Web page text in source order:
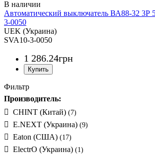
Автоматический выключатель ВА88-32 3Р
3-0050
UEK (Украина)
SVA10-3-0050
1 286.24грн
Фильтр
Производитель:
CHINT (Китай) (7)
E.NEXT (Украина) (9)
Eaton (США) (17)
ElectrO (Украина) (1)